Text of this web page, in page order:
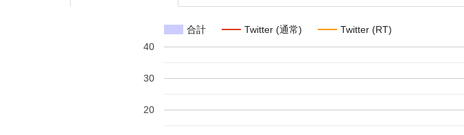
合計 Twitter (通常) Twitter (RT)
20
30
40